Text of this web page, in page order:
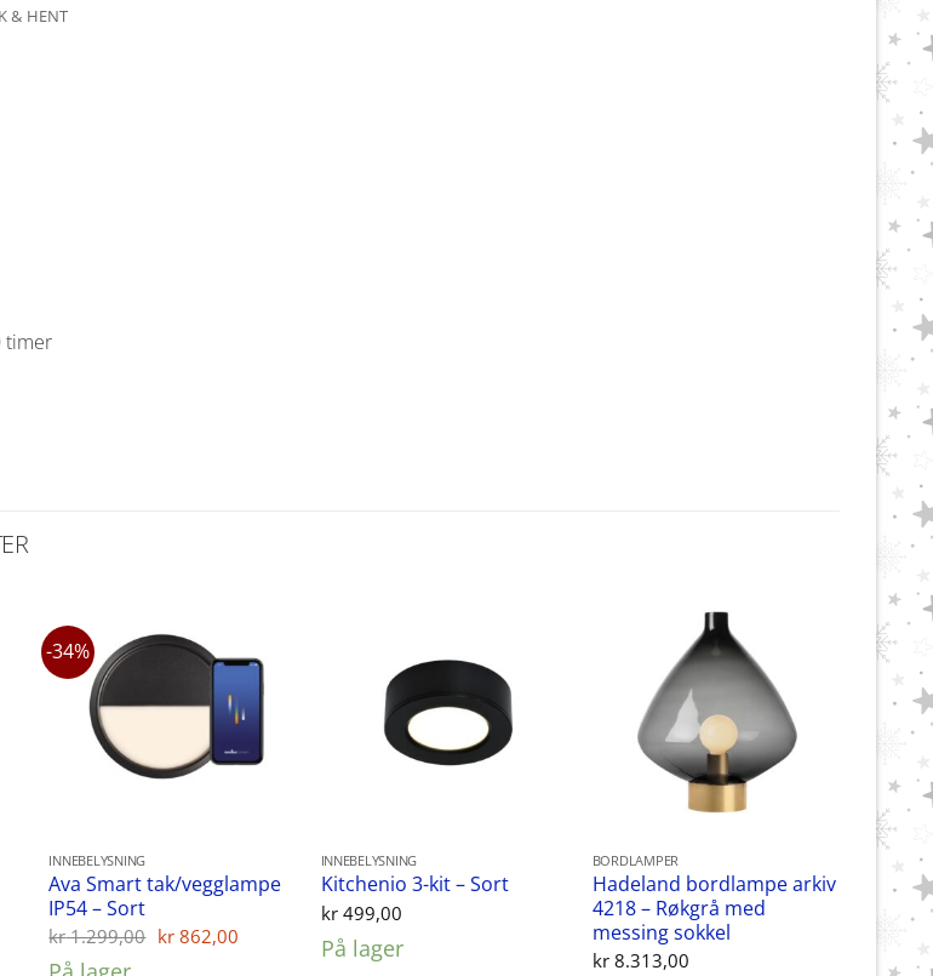
& HENT
timer
-34%
INNEBELYSNING
Ava Smart tak/vegglampe
IP54 – Sort
kr1.299,00 Opprinnelig
kr862,00Nåværende
INNEBELYSNING
Kitchenio 3-kit – Sort
kr499,00
På lager
BORDLAMPER
Hadeland bordlampe arkiv
4218 – Røkgrå med
messing sokkel
kr8.313,00